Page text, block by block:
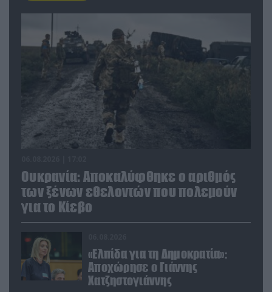
Ουκρανία: Αποκαλύφθηκε ο αριθμός
των ξένων εθελοντών που πολεμούν
για το Κίεβο
«Ελπίδα για τη Δημοκρατία»:
Αποχώρησε ο Γιάννης
Χατζηστογιάννης